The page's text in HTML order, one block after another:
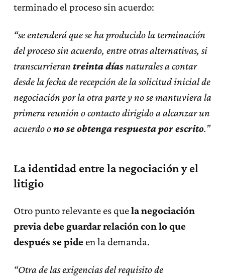
terminado el proceso sin acuerdo:
“se entenderá que se ha producido la terminación
del proceso sin acuerdo, entre otras alternativas, si
transcurrieran treinta díasnaturales a contar
desde la fecha de recepción de la solicitud inicial de
negociación por la otra parte y no se mantuviera la
primera reunión o contacto dirigido a alcanzar un
acuerdo ono se obtenga respuesta por escrito.”
La identidad entre la negociación y el
litigio
Otro punto relevante es quela negociación
previa debe guardar relación con lo que
después se pide en la demanda.
“Otra de las exigencias del requisito de